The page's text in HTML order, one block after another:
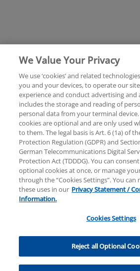
Rechtliche Hinweise
Sitemap Hilfe
© 2025 KPMG AG
eine Aktiengesellschaft nach
ein Mitglied der globalen KPMG-
unabhängiger Mitgliedsfirmen, die
International Limited, einer Private
Limited by Guarantee,
vorbehalten. Für weitere
Struktur der globalen Organisation
We Value Your Privacy
We use ‘cookies’ and related
you and your devices, to operate our
experience and conduct advertising and
includes the storage and reading of
personal data from your terminal
cookies are optional and are only used
to them. The legal basis is Art. 6 (1a) of
Protection Regulation (GDPR) and
German Telecommunications Digital
Protection Act (TDDDG). You can
optional cookies at once, or manage
through the “Cookies Settings”. You
these uses in our Privacy Statement /
Information.
Cookies Settings
Reject all Optional